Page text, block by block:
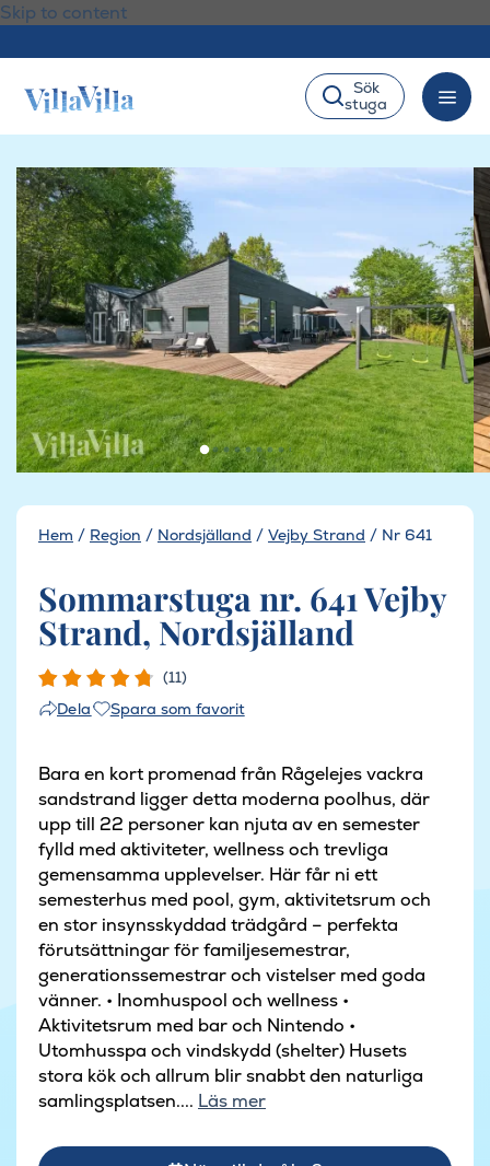
Skip to content
Sök
stuga
Hem / Region / Nordsjälland / Vejby Strand / Nr 641
Sommarstuga nr. 641 Vejby
Strand, Nordsjälland
(11)
Dela
Spara som favorit
Bara en kort promenad från Rågelejes vackra
sandstrand ligger detta moderna poolhus, där
upp till 22 personer kan njuta av en semester
fylld med aktiviteter, wellness och trevliga
gemensamma upplevelser. Här får ni ett
semesterhus med pool, gym, aktivitetsrum och
en stor insynsskyddad trädgård – perfekta
förutsättningar för familjesemestrar,
generationssemestrar och vistelser med goda
vänner. • Inomhuspool och wellness •
Aktivitetsrum med bar och Nintendo •
Utomhusspa och vindskydd (shelter) Husets
stora kök och allrum blir snabbt den naturliga
samlingsplatsen.... Läs mer